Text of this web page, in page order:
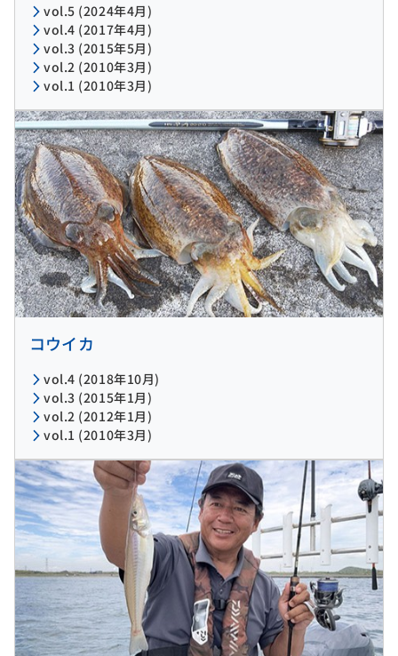
vol.5 (2024年4月)
vol.4 (2017年4月)
vol.3 (2015年5月)
vol.2 (2010年3月)
vol.1 (2010年3月)
コウイカ
vol.4 (2018年10月)
vol.3 (2015年1月)
vol.2 (2012年1月)
vol.1 (2010年3月)